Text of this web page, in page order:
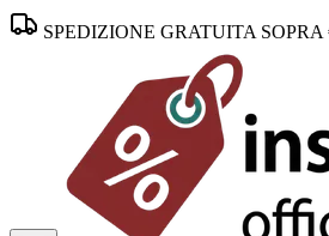
SPEDIZIONE GRATUITA SOPRA